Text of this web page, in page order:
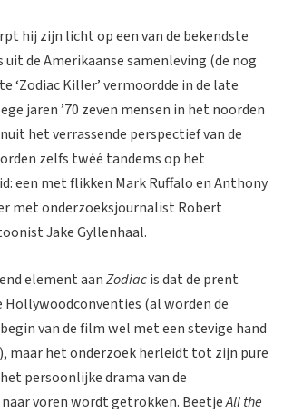
hij zijn licht op een van de bekendste
de Amerikaanse samenleving (de nog
‘Zodiac Killer’ vermoordde in de late
jaren ’70 zeven mensen in het noorden
het verrassende perspectief van de
zelfs twéé tandems op het
een met flikken Mark Ruffalo en Anthony
met onderzoeksjournalist Robert
Jake Gyllenhaal.
element aanZodiacis dat de prent
(al worden de
van de film wel met een stevige hand
maar het onderzoek herleidt tot zijn pure
persoonlijke drama van de
voren wordt getrokken. BeetjeAll the